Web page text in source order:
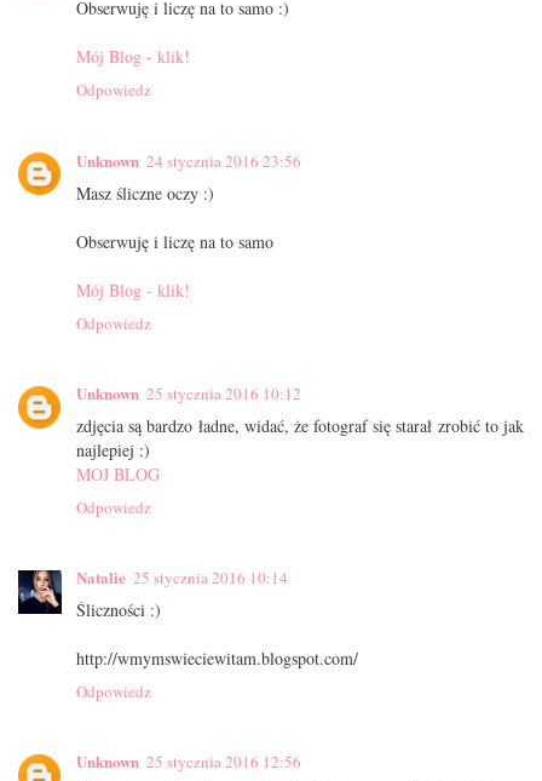
Obserwuję i liczę na to samo :)
Mój Blog - klik!
Odpowiedz
Unknown 24 stycznia 2016 23:56
Masz śliczne oczy :)
Obserwuję i liczę na to samo
Mój Blog - klik!
Odpowiedz
Unknown 25 stycznia 2016 10:12
zdjęcia są bardzo ładne, widać, że fotograf się starał zrobić to jak
najlepiej :)
MOJ BLOG
Odpowiedz
Natalie 25 stycznia 2016 10:14
Śliczności :)
http://wmymswieciewitam.blogspot.com/
Odpowiedz
Unknown 25 stycznia 2016 12:56